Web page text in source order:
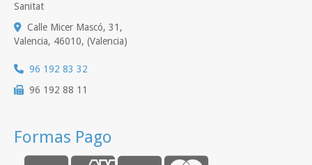
Sanitat
Calle Micer Mascó, 31,
Valencia, 46010, (Valencia)
96 192 83 32
96 192 88 11
Formas Pago